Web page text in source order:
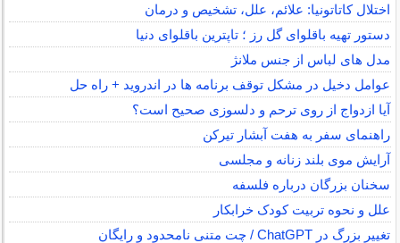
اختلال کاتاتونیا: علائم، علل، تشخیص و درمان
دستور تهیه باقلوای گل رز ؛ تاپترین باقلوای دنیا
مدل های لباس از جنس ملانژ
عوامل دخیل در مشکل توقف برنامه ها در اندروید + راه حل
آیا ازدواج از روی ترحم و دلسوزی صحیح است؟
راهنمای سفر به هفت آبشار تیرکن
آرایش موی بلند زنانه و مجلسی
سخنان بزرگان درباره فلسفه
علل و نحوه تربیت کودک خرابکار
تغییر بزرگ در ChatGPT / چت متنی نامحدود و رایگان